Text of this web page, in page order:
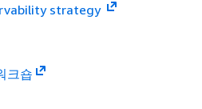
strategy
크숍